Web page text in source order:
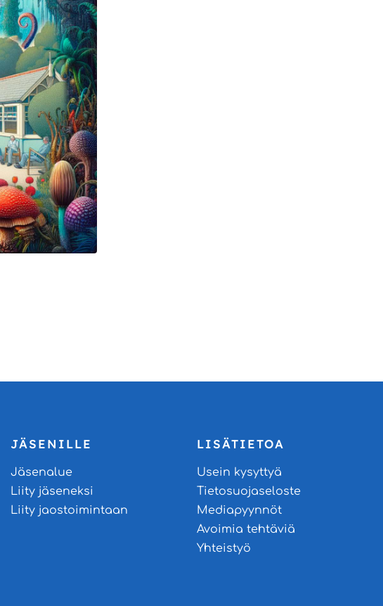
JÄSENILLE
Jäsenalue
Liity jäseneksi
Liity jaostoimintaan
LISÄTIETOA
Usein kysyttyä
Tietosuojaseloste
Mediapyynnöt
Avoimia tehtäviä
Yhteistyö